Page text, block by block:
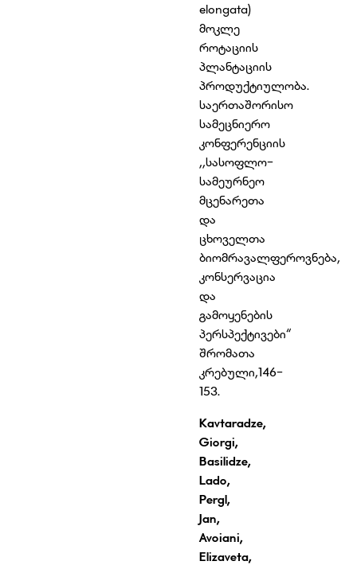
elongata)
მოკლე
როტაციის
პლანტაციის
პროდუქტიულობა.
საერთაშორისო
სამეცნიერო
კონფერენციის
,,სასოფლო-
სამეურნეო
მცენარეთა
და
ცხოველთა
ბიომრავალფეროვნება,
კონსერვაცია
და
გამოყენების
პერსპექტივები“
შრომათა
კრებული,146-
153.
Kavtaradze,
Giorgi,
Basilidze,
Lado,
Pergl,
Jan,
Avoiani,
Elizaveta,